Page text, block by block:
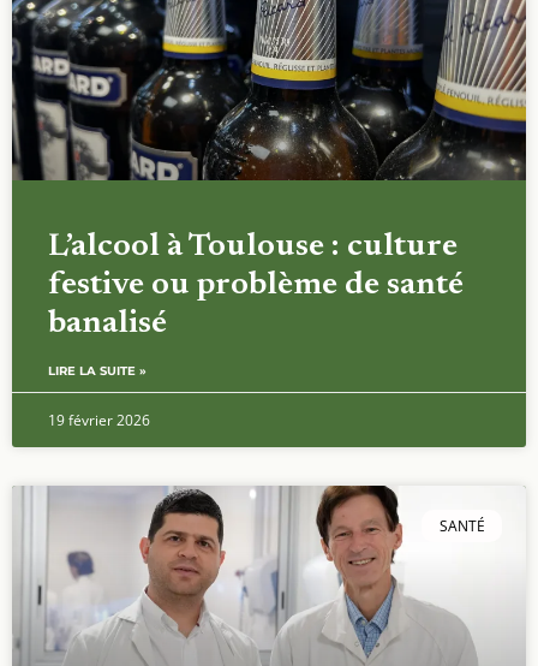
L’alcool à Toulouse : culture
festive ou problème de santé
banalisé
LIRE LA SUITE »
19 février 2026
SANTÉ